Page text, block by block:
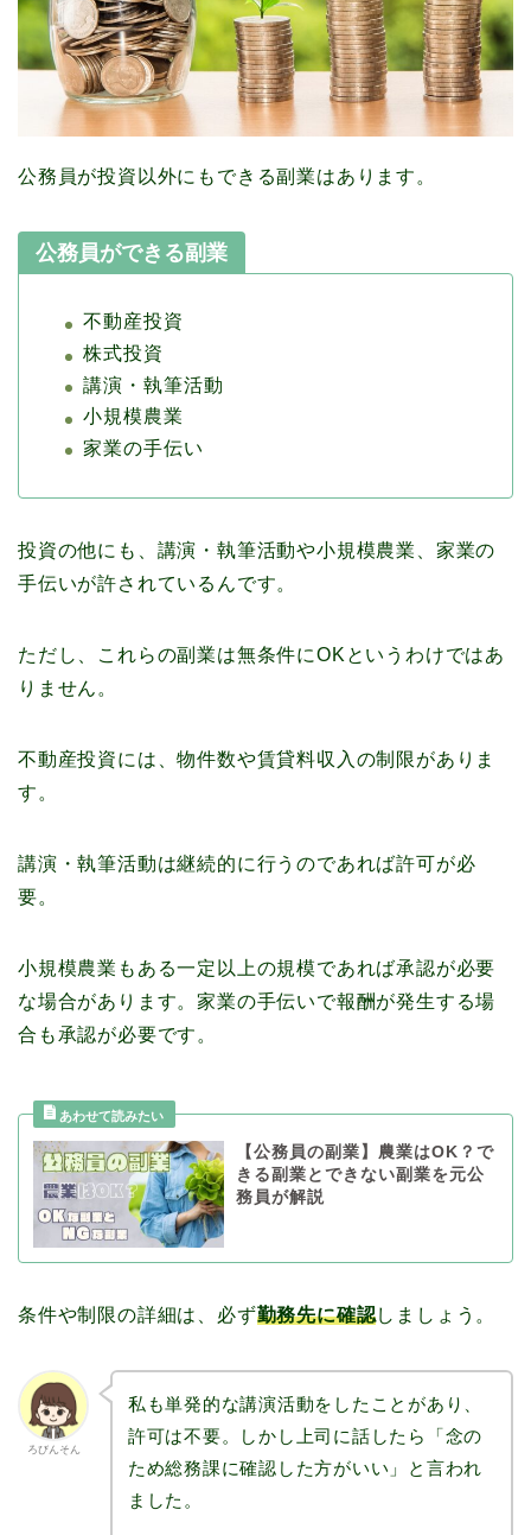
公務員が投資以外にもできる副業はあります。
公務員ができる副業
不動産投資
株式投資
講演・執筆活動
小規模農業
家業の手伝い
投資の他にも、講演・執筆活動や小規模農業、家業の
手伝いが許されているんです。
ただし、これらの副業は無条件にOKというわけではあ
りません。
不動産投資には、物件数や賃貸料収入の制限がありま
す。
講演・執筆活動は継続的に行うのであれば許可が必
要。
小規模農業もある一定以上の規模であれば承認が必要
な場合があります。家業の手伝いで報酬が発生する場
合も承認が必要です。
【公務員の副業】農業はOK？で
きる副業とできない副業を元公
務員が解説
条件や制限の詳細は、必ず勤務先に確認しましょう。
ろびんそん
私も単発的な講演活動をしたことがあり、
許可は不要。しかし上司に話したら「念の
ため総務課に確認した方がいい」と言われ
ました。